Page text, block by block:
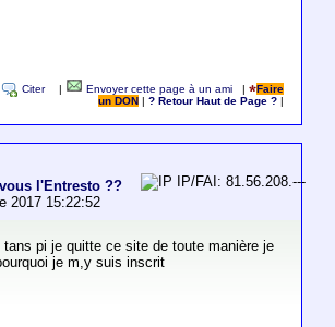
Citer Envoyer cette page à un ami |
Faire
un DON
|? Retour Haut de Page ?
l'Entresto ??
2017 15:22:52
IP/FAI: 81.56.208.---
tans pi je quitte ce site de toute manière je
je m,y suis inscrit